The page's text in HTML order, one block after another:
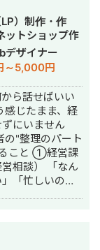
）制作・作
ットショップ作
運用代行・事
ザイン・ロゴ
作・動画編
デザイナー
～5,000円
から話せばいい
感じたまま、経
にいません
相談） 「なん
「忙しいのに
私の仕事の出